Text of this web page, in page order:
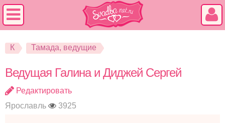
К Тамада, ведущие
Ведущая Галина и Диджей Сергей
Редактировать
Ярославль
3925